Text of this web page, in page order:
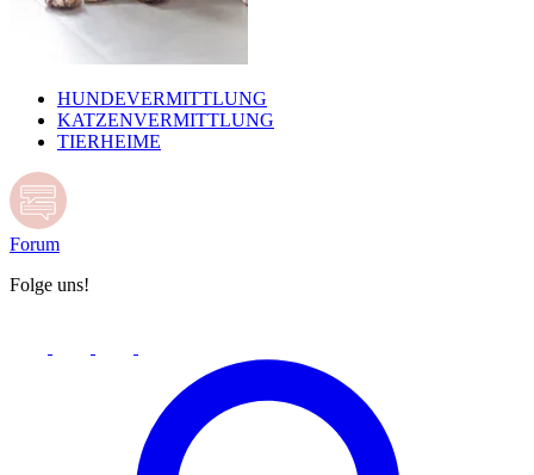
HUNDEVERMITTLUNG
KATZENVERMITTLUNG
TIERHEIME
Forum
Folge uns!